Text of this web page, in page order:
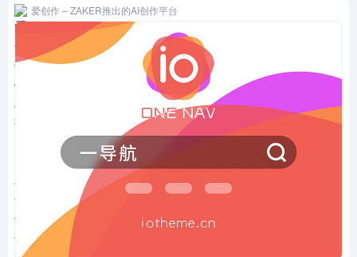
爱创作 – ZAKER推出的AI创作平台